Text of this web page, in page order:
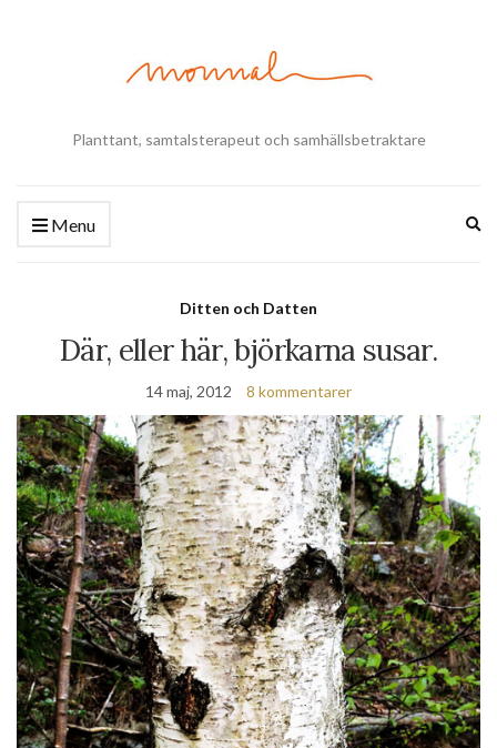
Planttant, samtalsterapeut och samhällsbetraktare
Menu
Ditten och Datten
Där, eller här, björkarna susar.
14 maj, 2012 8 kommentarer